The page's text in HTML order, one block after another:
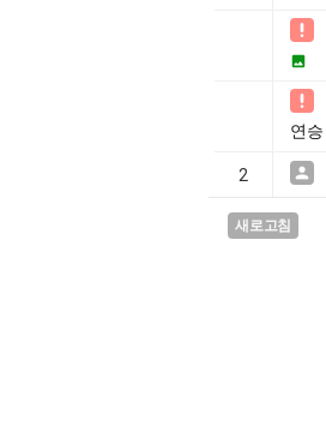



연승
2 
새로고침